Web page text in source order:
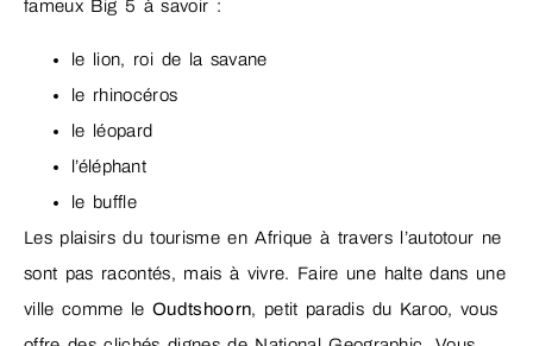
fameux Big 5 à savoir :
le lion, roi de la savane
le rhinocéros
le léopard
l’éléphant
le buffle
Les plaisirs du tourisme en Afrique à travers l’autotour ne
sont pas racontés, mais à vivre. Faire une halte dans une
ville comme leOudtshoorn, petit paradis du Karoo, vous